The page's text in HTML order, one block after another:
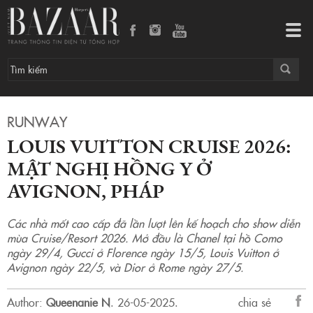
RUNWAY
LOUIS VUITTON CRUISE 2026:
MẬT NGHỊ HỒNG Y Ở
AVIGNON, PHÁP
Các nhà mốt cao cấp đã lần lượt lên kế hoạch cho show diễn
mùa Cruise/Resort 2026. Mở đầu là Chanel tại hồ Como
ngày 29/4, Gucci ở Florence ngày 15/5, Louis Vuitton ở
Avignon ngày 22/5, và Dior ở Rome ngày 27/5.
Author: Queenanie N. 26-05-2025.
chia sẻ